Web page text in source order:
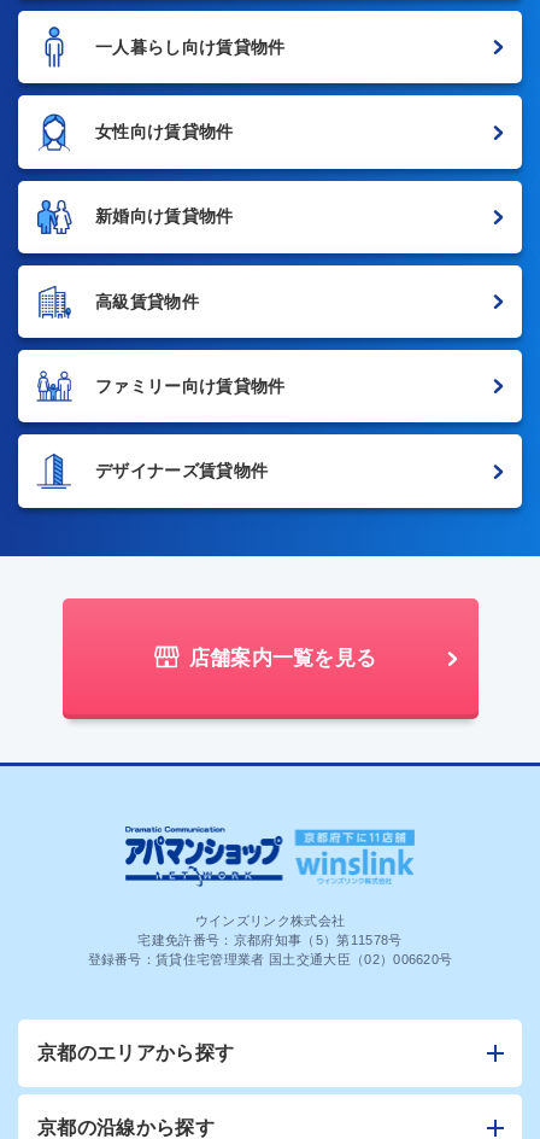
一人暮らし向け賃貸物件
女性向け賃貸物件
新婚向け賃貸物件
高級賃貸物件
ファミリー向け賃貸物件
デザイナーズ賃貸物件
店舗案内一覧を見る
ウインズリンク株式会社
宅建免許番号：京都府知事（5）第11578号
登録番号：賃貸住宅管理業者 国土交通大臣（02）006620号
京都のエリアから探す
京都の沿線から探す